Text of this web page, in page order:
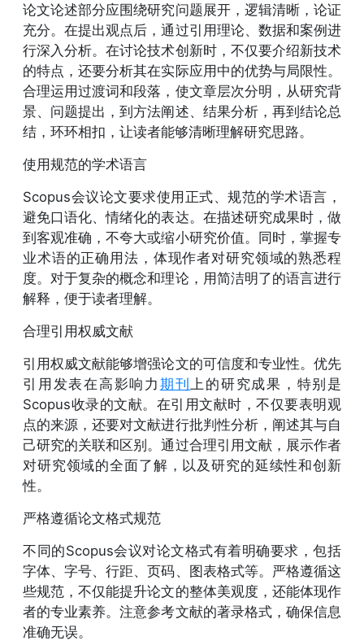
论文论述部分应围绕研究问题展开，逻辑清晰，论证
充分。在提出观点后，通过引用理论、数据和案例进
行深入分析。在讨论技术创新时，不仅要介绍新技术
的特点，还要分析其在实际应用中的优势与局限性。
合理运用过渡词和段落，使文章层次分明，从研究背
景、问题提出，到方法阐述、结果分析，再到结论总
结，环环相扣，让读者能够清晰理解研究思路。
使用规范的学术语言
Scopus会议论文要求使用正式、规范的学术语言，
避免口语化、情绪化的表达。在描述研究成果时，做
到客观准确，不夸大或缩小研究价值。同时，掌握专
业术语的正确用法，体现作者对研究领域的熟悉程
度。对于复杂的概念和理论，用简洁明了的语言进行
解释，便于读者理解。
合理引用权威文献
引用权威文献能够增强论文的可信度和专业性。优先
引用发表在高影响力 期刊 上的研究成果，特别是
Scopus收录的文献。在引用文献时，不仅要表明观
点的来源，还要对文献进行批判性分析，阐述其与自
己研究的关联和区别。通过合理引用文献，展示作者
对研究领域的全面了解，以及研究的延续性和创新
性。
严格遵循论文格式规范
不同的Scopus会议对论文格式有着明确要求，包括
字体、字号、行距、页码、图表格式等。严格遵循这
些规范，不仅能提升论文的整体美观度，还能体现作
者的专业素养。注意参考文献的著录格式，确保信息
准确无误。